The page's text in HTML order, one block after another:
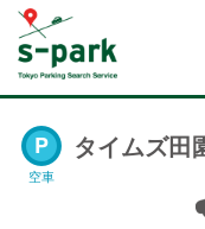
空車
タイムズ田